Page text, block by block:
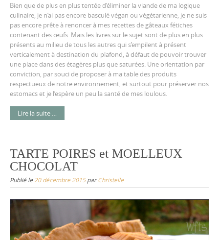
Bien que de plus en plus tentée d’éliminer la viande de ma logique
culinaire, je n’ai pas encore basculé végan ou végétarienne, je ne suis
pas encore prête à renoncer à mes recettes de gâteaux fétiches
contenant des œufs. Mais les livres sur le sujet sont de plus en plus
présents au milieu de tous les autres qui s’empilent à présent
verticalement à destination du plafond, à défaut de pouvoir trouver
une place dans des étagères plus que saturées. Une orientation par
conviction, par souci de proposer à ma table des produits
respectueux de notre environnement, et surtout pour préserver nos
estomacs et je l’espère un peu la santé de mes loulous.
Lire la suite …
TARTE POIRES et MOELLEUX
CHOCOLAT
Publié le20 décembre 2015parChristelle